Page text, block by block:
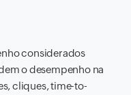
considerados
o desempenho na
cliques, time-to-